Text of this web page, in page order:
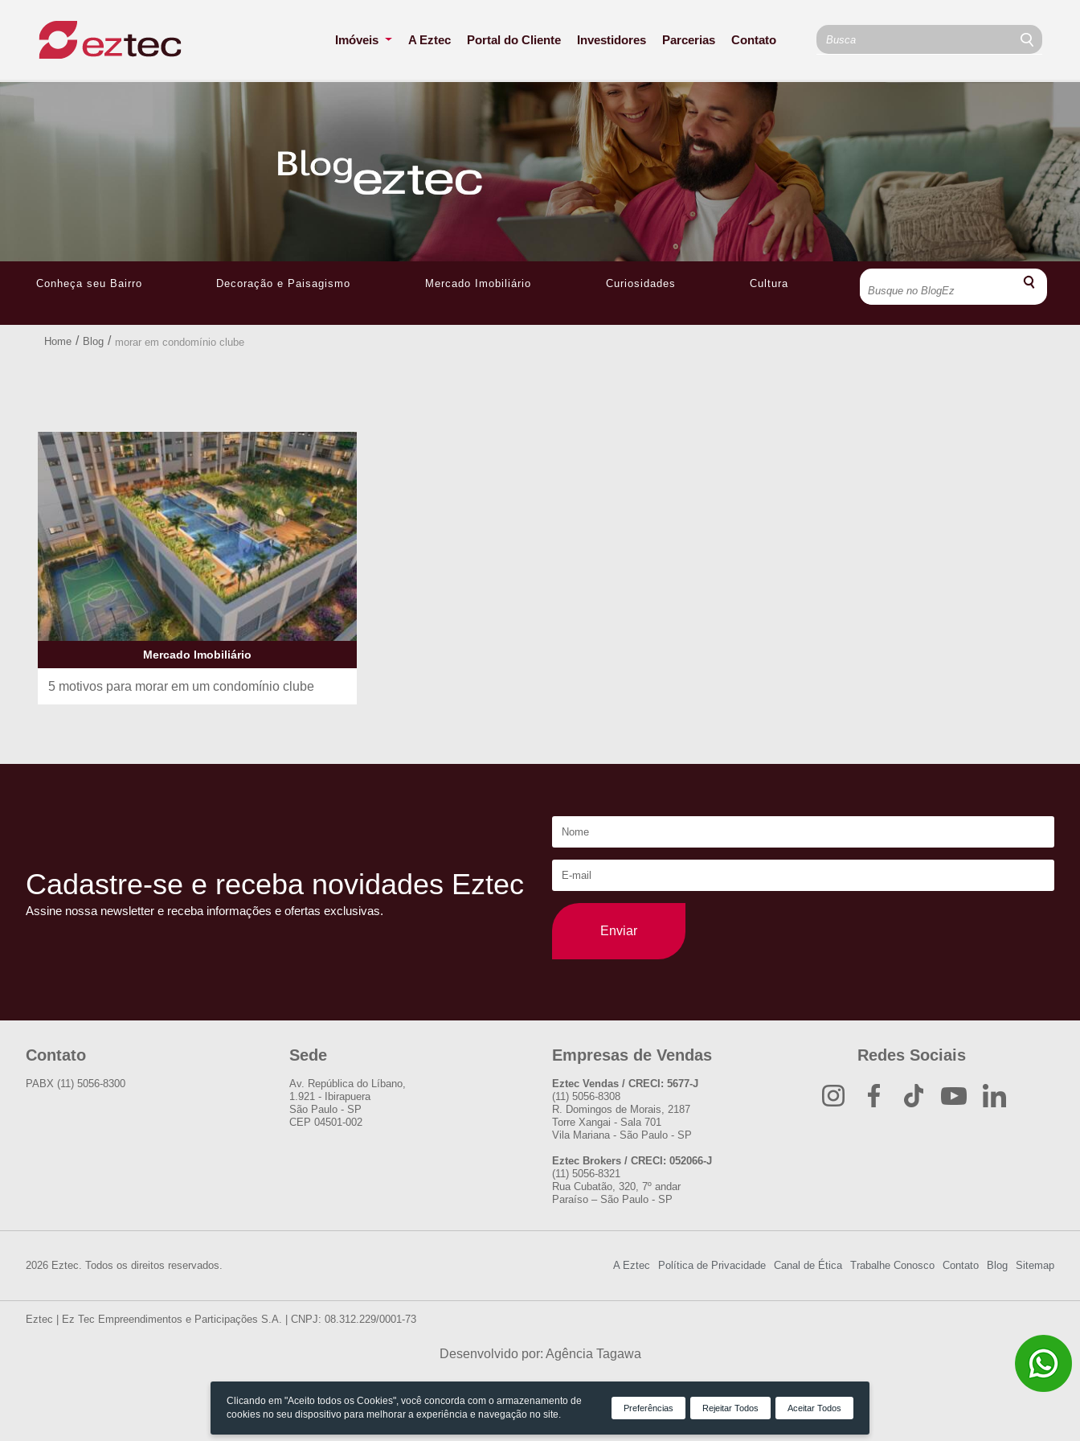
Imóveis A Eztec Portal do Cliente Investidores Parcerias Contato
Conheça seu Bairro Decoração e Paisagismo Mercado Imobiliário Curiosidades Cultura
Home / Blog / morar em condomínio clube
Mercado Imobiliário
5 motivos para morar em um condomínio clube
Cadastre-se e receba novidades Eztec
Assine nossa newsletter e receba informações e ofertas exclusivas.
Enviar
Contato
PABX (11) 5056-8300
Sede
Av. República do Líbano,
1.921 - Ibirapuera
São Paulo - SP
CEP 04501-002
Empresas de Vendas
Eztec Vendas / CRECI: 5677-J
(11) 5056-8308
R. Domingos de Morais, 2187
Torre Xangai - Sala 701
Vila Mariana - São Paulo - SP
Eztec Brokers / CRECI: 052066-J
(11) 5056-8321
Rua Cubatão, 320, 7º andar
Paraíso – São Paulo - SP
Redes Sociais
2026 Eztec. Todos os direitos reservados. A Eztec Política de Privacidade Canal de Ética Trabalhe Conosco Contato Blog Sitemap
Eztec | Ez Tec Empreendimentos e Participações S.A. | CNPJ: 08.312.229/0001-73
Desenvolvido por: Agência Tagawa
Clicando em "Aceito todos os Cookies", você concorda com o armazenamento de
cookies no seu dispositivo para melhorar a experiência e navegação no site.
Preferências Rejeitar Todos Aceitar Todos